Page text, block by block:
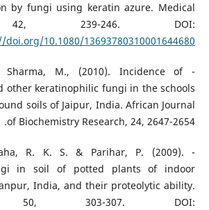
by fungi using keratin azure. Medical
42, 239-246. DOI:
doi.org/10.1080/13693780310001644680
Sharma, M., (2010). Incidence of
other keratinophilic fungi in the schools
soils of Jaipur, India. African Journal
of Biochemistry Research, 24, 2647-2654.
R. K. S. & Parihar, P. (2009).
in soil of potted plants of indoor
India, and their proteolytic ability.
50, 303-307. DOI: